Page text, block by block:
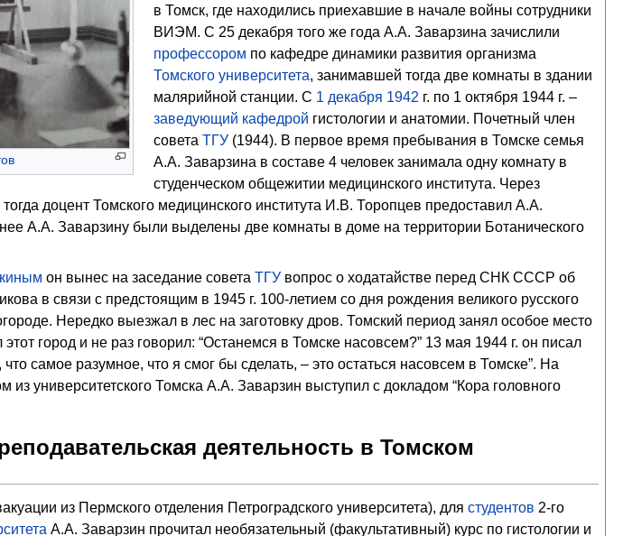
в Томск, где находились приехавшие в начале войны сотрудники
ВИЭМ. С 25 декабря того же года А.А. Заварзина зачислили
профессором по кафедре динамики развития организма
Томского университета, занимавшей тогда две комнаты в здании
малярийной станции. С 1 декабря 1942 г. по 1 октября 1944 г. –
заведующий кафедрой гистологии и анатомии. Почетный член
советаТГУ (1944). В первое время пребывания в Томске семья
А.А. Заварзина в составе 4 человек занимала одну комнату в
студенческом общежитии медицинского института. Через
тогда доцент Томского медицинского института И.В. Торопцев предоставил А.А.
А.А. Заварзину были выделены две комнаты в доме на территории Ботанического
он вынес на заседание совета ТГУвопрос о ходатайстве перед СНК СССР об
в связи с предстоящим в 1945 г. 100-летием со дня рождения великого русского
Нередко выезжал в лес на заготовку дров. Томский период занял особое место
город и не раз говорил: “Останемся в Томске насовсем?” 13 мая 1944 г. он писал
самое разумное, что я смог бы сделать, – это остаться насовсем в Томске”. На
из университетского Томска А.А. Заварзин выступил с докладом “Кора головного
деятельность в Томском
из Пермского отделения Петроградского университета), для студентов 2-го
А.А. Заварзин прочитал необязательный (факультативный) курс по гистологии и